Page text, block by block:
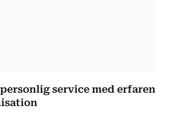
service med erfaren